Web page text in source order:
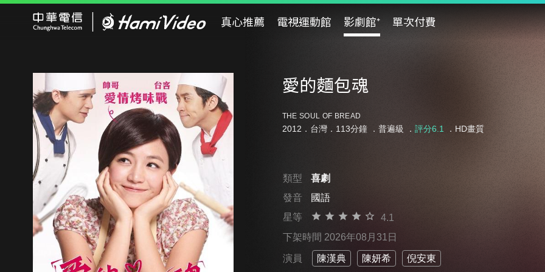
真心推薦 電視運動館 影劇館⁺ 單次付費
愛的麵包魂
THE SOUL OF BREAD
2012．台灣．113分鐘 ． 普遍級 ． 評分6.1 ．HD畫質
類型
喜劇
發音
國語
星等
4.1
下架時間 2026年08月31日
演員 陳漢典 陳妍希 倪安東